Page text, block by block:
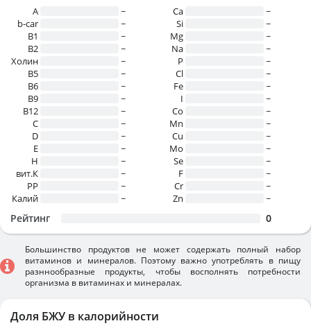
A
~
b-car
~
В1
~
B2
~
Холин
~
B5
~
B6
~
B9
~
B12
~
C
~
D
~
E
~
H
~
вит.К
~
PP
~
Калий
~
Ca
~
Si
~
Mg
~
Na
~
P
~
Cl
~
Fe
~
I
~
Co
~
Mn
~
Cu
~
Mo
~
Se
~
F
~
Cr
~
Zn
~
Рейтинг 0
Большинство продуктов не может содержать полный набор
витаминов и минералов. Поэтому важно употреблять в пищу
разннообразные продукты, чтобы восполнять потребности
организма в витаминах и минералах.
Доля БЖУ в калорийности